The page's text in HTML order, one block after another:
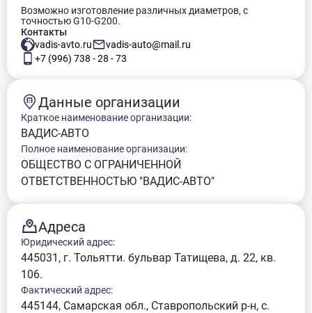
Возможно изготовление различных диаметров, с
точностью G10-G200.
Контакты
vadis-avto.ru
vadis-auto@mail.ru
+7 (996) 738 - 28 - 73
Данные организации
Краткое наименование организации:
ВАДИС-АВТО
Полное наименование организации:
ОБЩЕСТВО С ОГРАНИЧЕННОЙ
ОТВЕТСТВЕННОСТЬЮ "ВАДИС-АВТО"
Адреса
Юридический адрес:
445031, г. Тольятти. бульвар Татищева, д. 22, кв.
106.
Фактический адрес:
445144, Самарская обл., Ставропольский р-н, с.